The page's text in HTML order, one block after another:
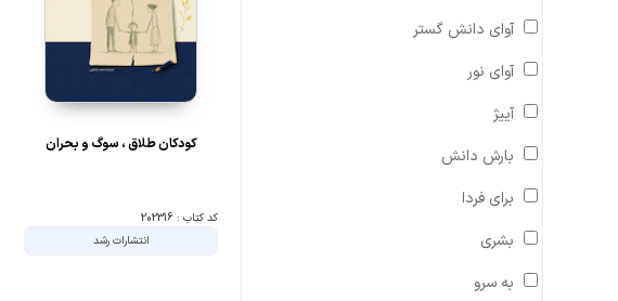
آوای دانش گستر
آوای نور
آییژ
بارش دانش
برای فردا
بشری
به سرو
کودکان طلاق ، سوگ و بحران
کد کتاب : 202316
انتشارات رشد